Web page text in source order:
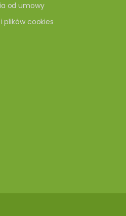
od umowy
plików cookies